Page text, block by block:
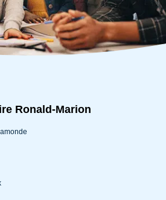
Ronald-Marion